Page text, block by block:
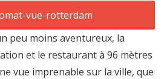
peu moins aventureux, la
et le restaurant à 96 mètres
vue imprenable sur la ville, que